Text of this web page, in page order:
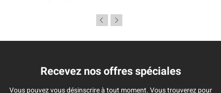
Recevez nos offres spéciales
Vous pouvez vous désinscrire à tout moment. Vous trouverez pour